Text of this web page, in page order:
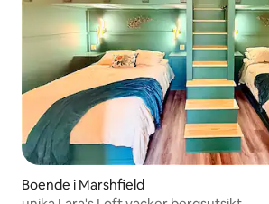
Boende i Marshfield